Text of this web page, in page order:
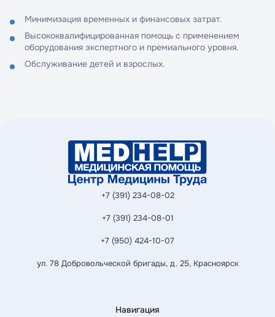
Минимизация временных и финансовых затрат.
Высококвалифицированная помощь с применением
оборудования экспертного и премиального уровня.
Обслуживание детей и взрослых.
+7 (391) 234-08-02
+7 (391) 234-08-01
+7 (950) 424-10-07
ул. 78 Добровольческой бригады, д. 25, Красноярск
Навигация
персональных данных
Принимаю условияПолитики
персональных данных
Принимаю условияПолитики